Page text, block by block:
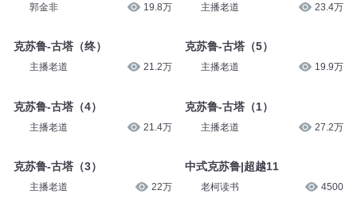
郭金非 19.8万
克苏鲁-古塔（终）
主播老道 21.2万
克苏鲁-古塔（4）
主播老道 21.4万
克苏鲁-古塔（3）
主播老道 22万
主播老道 23.4万
克苏鲁-古塔（5）
主播老道 19.9万
克苏鲁-古塔（1）
主播老道 27.2万
中式克苏鲁|超越11
老柯读书 4500